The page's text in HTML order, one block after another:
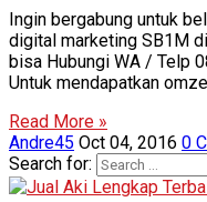
Ingin bergabung untuk
digital marketing SB1M
bisa Hubungi WA / Telp
Untuk mendapatkan
Read More »
Andre45 Oct 04, 2016 0
Search for: